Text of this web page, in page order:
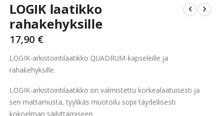
to
beginning
of
images
gallery
LOGIK laatikko
rahakehyksille
17,90 €
LOGIK-arkistointilaatikko QUADRUM-kapseleille ja
rahakehyksille.
LOGIK-arkistointilaatikko on valmistettu korkealaatuisesti ja
sen mattamusta, tyylikäs muotoilu sopii täydellisesti
kokoelman säilyttämiseen.